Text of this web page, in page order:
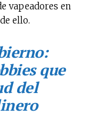
vapeadores en
ello.
que
del